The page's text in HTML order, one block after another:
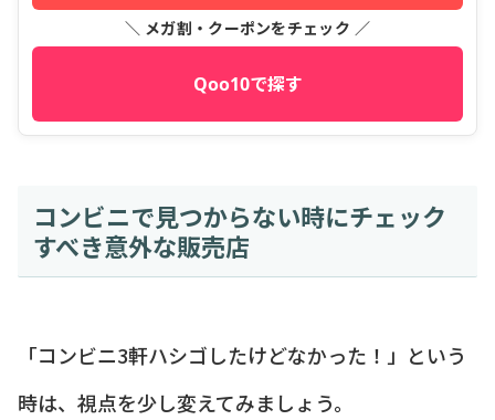
＼ メガ割・クーポンをチェック ／
Qoo10で探す
コンビニで見つからない時にチェック
すべき意外な販売店
「コンビニ3軒ハシゴしたけどなかった！」という
時は、視点を少し変えてみましょう。